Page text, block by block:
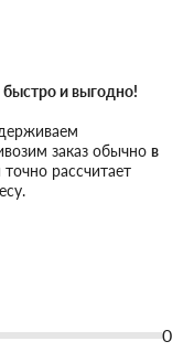
в любых
(длина)
для частных
и выгодно!
заказ обычно в
рассчитает
0